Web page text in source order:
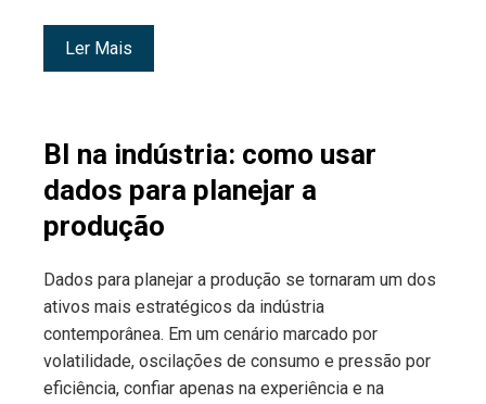
Ler Mais
BI na indústria: como usar
dados para planejar a
produção
Dados para planejar a produção se tornaram um dos
ativos mais estratégicos da indústria
contemporânea. Em um cenário marcado por
volatilidade, oscilações de consumo e pressão por
eficiência, confiar apenas na experiência e na